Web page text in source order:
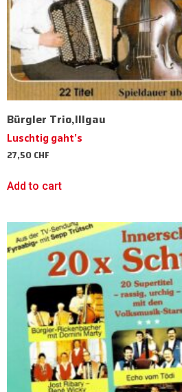
Bürgler Trio,Illgau
Luschtig gaht’s
27,50CHF
Add to cart